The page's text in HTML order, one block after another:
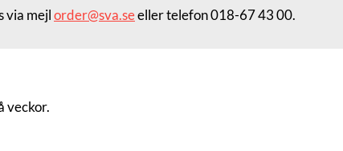
via mejlorder@sva.seeller telefon 018-67 43 00.
veckor.